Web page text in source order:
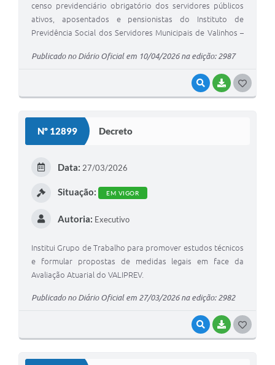
VISUALIZAR
BAIXAR
censo previdenciário obrigatório dos servidores públicos
ativos, aposentados e pensionistas do Instituto de
Previdência Social dos Servidores Municipais de Valinhos –
Publicado no Diário Oficial em 10/04/2026 na edição: 2987
Nº 12899 Decreto
VISUALIZAR
BAIXAR
Data: 27/03/2026
Situação: EM VIGOR
Autoria: Executivo
Institui Grupo de Trabalho para promover estudos técnicos
e formular propostas de medidas legais em face da
Avaliação Atuarial do VALIPREV.
Publicado no Diário Oficial em 27/03/2026 na edição: 2982